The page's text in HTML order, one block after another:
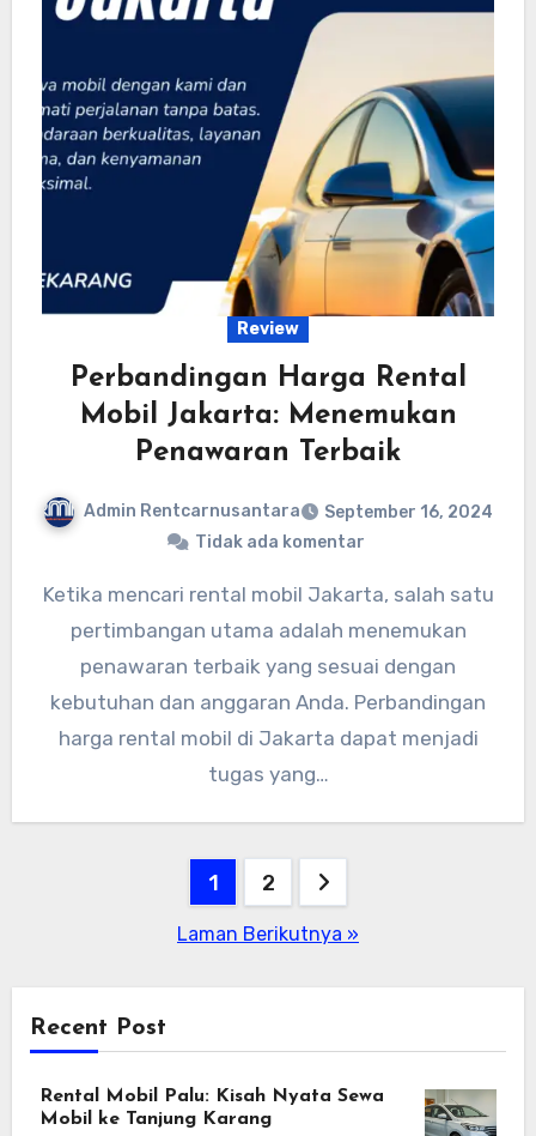
Review
Perbandingan Harga Rental
Mobil Jakarta: Menemukan
Penawaran Terbaik
Admin Rentcarnusantara
September 16, 2024
Tidak ada komentar
Ketika mencari rental mobil Jakarta, salah satu
pertimbangan utama adalah menemukan
penawaran terbaik yang sesuai dengan
kebutuhan dan anggaran Anda. Perbandingan
harga rental mobil di Jakarta dapat menjadi
tugas yang…
1 2
Laman Berikutnya »
Recent Post
Rental Mobil Palu: Kisah Nyata Sewa
Mobil ke Tanjung Karang